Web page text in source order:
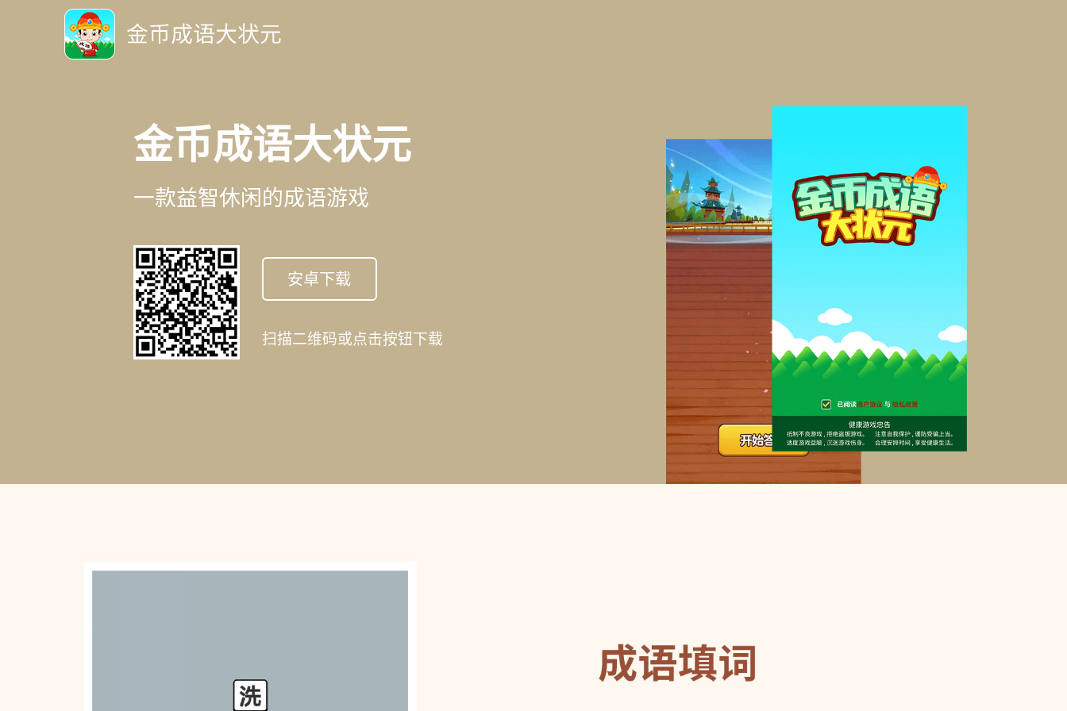
金币成语大状元
一款益智休闲的成语游戏
安卓下载
扫描二维码或点击按钮下载